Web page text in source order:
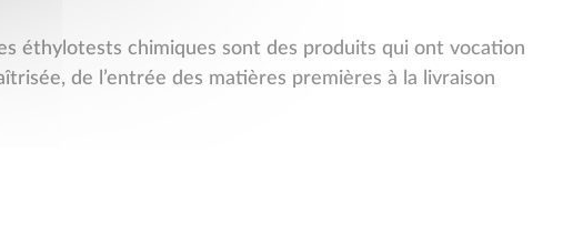
éthylotests chimiques sont des produits qui ont vocation
de l’entrée des matières premières à la livraison